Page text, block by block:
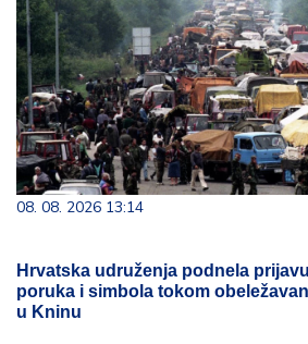
08. 08. 2026 13:14
Hrvatska udruženja podnela
poruka i simbola tokom
u Kninu